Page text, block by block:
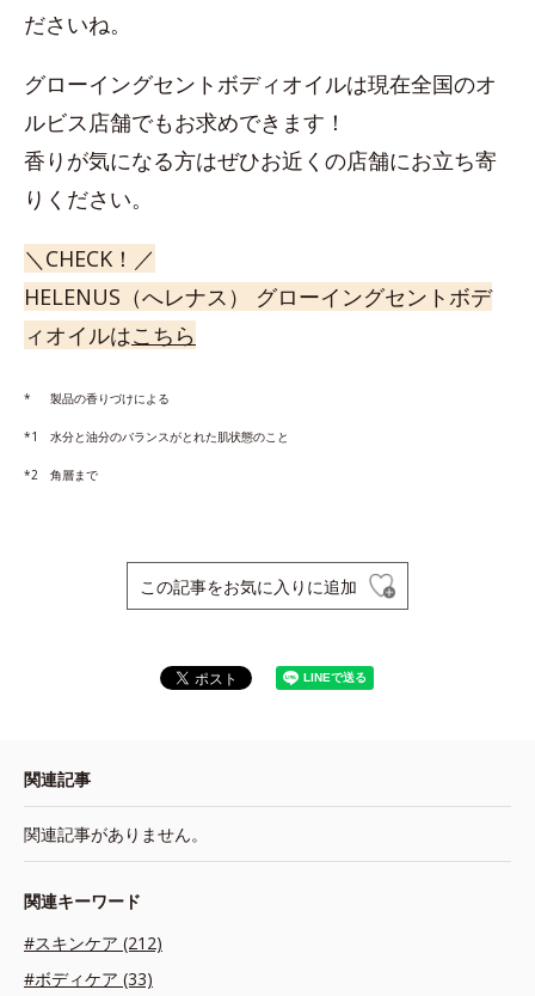
ださいね。
グローイングセントボディオイルは現在全国のオ
ルビス店舗でもお求めできます！
香りが気になる方はぜひお近くの店舗にお立ち寄
りください。
＼CHECK！／
HELENUS（へレナス） グローイングセントボデ
ィオイルはこちら
* 製品の香りづけによる
*1 水分と油分のバランスがとれた肌状態のこと
*2 角層まで
この記事をお気に入りに追加
関連記事
関連記事がありません。
関連キーワード
#スキンケア (212)
#ボディケア (33)